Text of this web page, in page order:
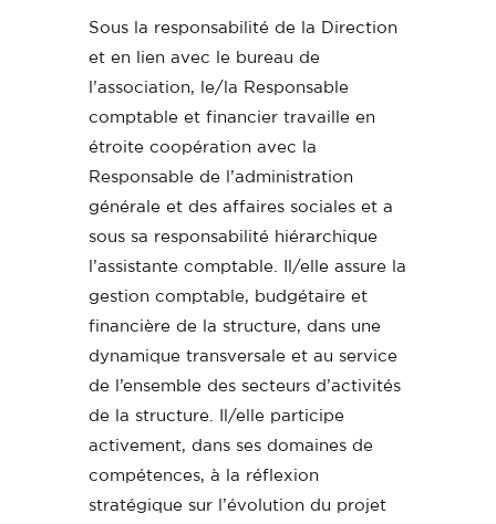
Sous la responsabilité de la Direction
et en lien avec le bureau de
l’association, le/la Responsable
comptable et financier travaille en
étroite coopération avec la
Responsable de l’administration
générale et des affaires sociales et a
sous sa responsabilité hiérarchique
l’assistante comptable. Il/elle assure la
gestion comptable, budgétaire et
financière de la structure, dans une
dynamique transversale et au service
de l’ensemble des secteurs d’activités
de la structure. Il/elle participe
activement, dans ses domaines de
compétences, à la réflexion
stratégique sur l’évolution du projet